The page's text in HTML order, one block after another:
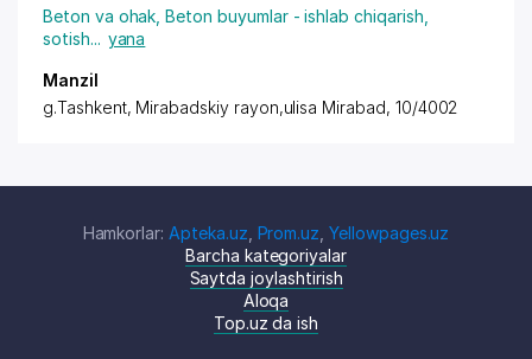
Beton va ohak ,Beton buyumlar - ishlab chiqarish,
sotish... yana
Manzil
g.Tashkent, Mirabadskiy rayon,ulisa Mirabad, 10/4002
Hamkorlar: Apteka.uz Prom.uz ,Yellowpages.uz
Barcha kategoriyalar
Saytda joylashtirish
Aloqa
Top.uz da ish